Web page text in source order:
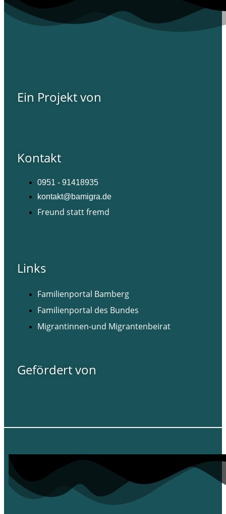
Ein Projekt von
Kontakt
0951 - 91418935
kontakt@bamigra.de
Freund statt fremd
Links
Familienportal Bamberg
Familienportal des Bundes
Migrantinnen-und Migrantenbeirat
Gefördert von